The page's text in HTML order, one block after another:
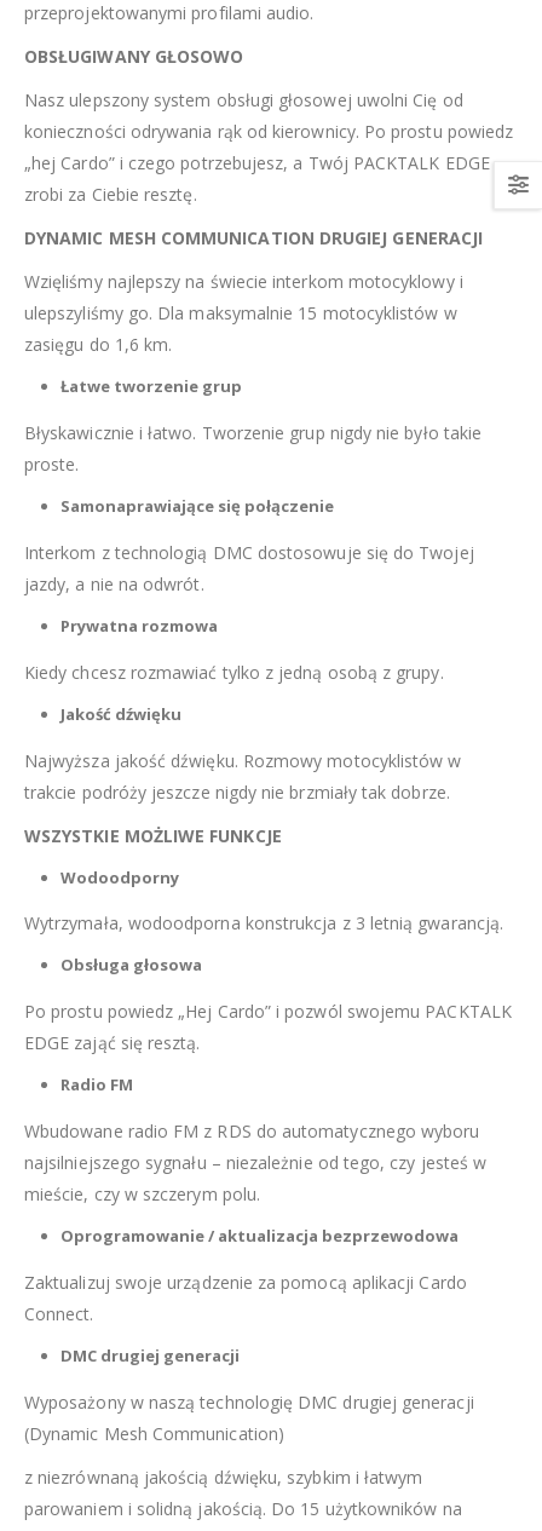
przeprojektowanymi profilami audio.
OBSŁUGIWANY GŁOSOWO
Nasz ulepszony system obsługi głosowej uwolni Cię od
konieczności odrywania rąk od kierownicy. Po prostu powiedz
„hej Cardo” i czego potrzebujesz, a Twój PACKTALK EDGE
zrobi za Ciebie resztę.
DYNAMIC MESH COMMUNICATION DRUGIEJ GENERACJI
Wzięliśmy najlepszy na świecie interkom motocyklowy i
ulepszyliśmy go. Dla maksymalnie 15 motocyklistów w
zasięgu do 1,6 km.
Łatwe tworzenie grup
Błyskawicznie i łatwo. Tworzenie grup nigdy nie było takie
proste.
Samonaprawiające się połączenie
Interkom z technologią DMC dostosowuje się do Twojej
jazdy, a nie na odwrót.
Prywatna rozmowa
Kiedy chcesz rozmawiać tylko z jedną osobą z grupy.
Jakość dźwięku
Najwyższa jakość dźwięku. Rozmowy motocyklistów w
trakcie podróży jeszcze nigdy nie brzmiały tak dobrze.
WSZYSTKIE MOŻLIWE FUNKCJE
Wodoodporny
Wytrzymała, wodoodporna konstrukcja z 3 letnią gwarancją.
Obsługa głosowa
Po prostu powiedz „Hej Cardo” i pozwól swojemu PACKTALK
EDGE zająć się resztą.
Radio FM
Wbudowane radio FM z RDS do automatycznego wyboru
najsilniejszego sygnału – niezależnie od tego, czy jesteś w
mieście, czy w szczerym polu.
Oprogramowanie / aktualizacja bezprzewodowa
Zaktualizuj swoje urządzenie za pomocą aplikacji Cardo
Connect.
DMC drugiej generacji
Wyposażony w naszą technologię DMC drugiej generacji
(Dynamic Mesh Communication)
z niezrównaną jakością dźwięku, szybkim i łatwym
parowaniem i solidną jakością. Do 15 użytkowników na